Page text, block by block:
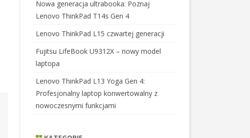
Nowa generacja ultrabooka: Poznaj
Lenovo ThinkPad T14s Gen 4
Lenovo ThinkPad L15 czwartej generacji
Fujitsu LifeBook U9312X – nowy model
laptopa
Lenovo ThinkPad L13 Yoga Gen 4:
Profesjonalny laptop konwertowalny z
nowoczesnymi funkcjami